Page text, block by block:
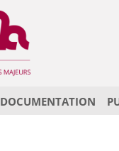
DOCUMENTATION